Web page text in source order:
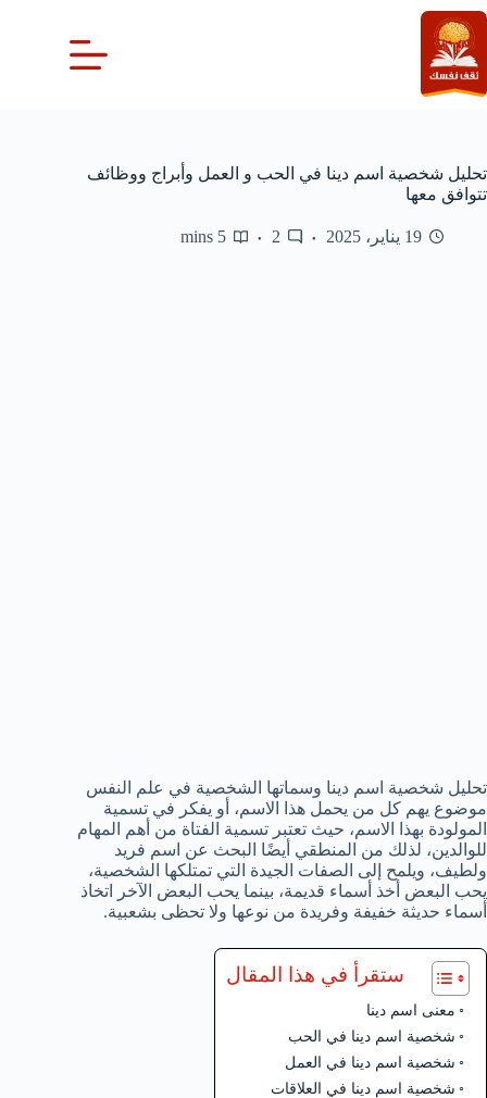
التجاوز
إلى
المحتوى
تحليل شخصية اسم دينا في الحب و العمل وأبراج ووظائف
تتوافق معها
19 يناير، 2025 2
5 mins
تحليل شخصية اسم دينا وسماتها الشخصية في علم النفس
موضوع يهم كل من يحمل هذا الاسم، أو يفكر في تسمية
المولودة بهذا الاسم، حيث تعتبر تسمية الفتاة من أهم المهام
للوالدين، لذلك من المنطقي أيضًا البحث عن اسم فريد
ولطيف، ويلمح إلى الصفات الجيدة التي تمتلكها الشخصية،
يحب البعض أخذ أسماء قديمة، بينما يحب البعض الآخر اتخاذ
أسماء حديثة خفيفة وفريدة من نوعها ولا تحظى بشعبية.
ستقرأ في هذا المقال
معنى اسم دينا
شخصية اسم دينا في الحب
شخصية اسم دينا في العمل
شخصية اسم دينا في العلاقات